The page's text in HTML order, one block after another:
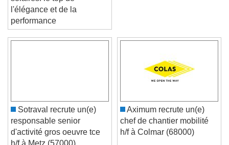
Skip Forward
Current Time0:00
/
Duration-:-
Loaded:0%
Stream Type
solaires: le top de
l'élégance et de la
performance
Sotraval recrute un(e)
responsable senior
d'activité gros oeuvre tce
Aximum recrute un(e)
chef de chantier mobilité